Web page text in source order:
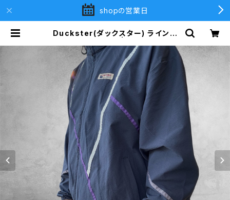
shopの営業日
Duckster(ダックスター) ラインワ
(ビーチセカンド)